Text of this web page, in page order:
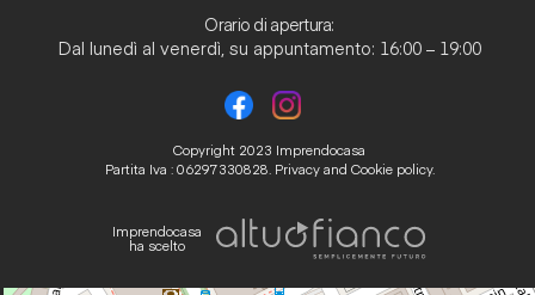
Orario di apertura:
Dal lunedì al venerdì, su appuntamento: 16:00 – 19:00
Copyright 2023 Imprendocasa
Partita Iva : 06297330828. Privacy and Cookie policy.
Imprendocasa
ha scelto